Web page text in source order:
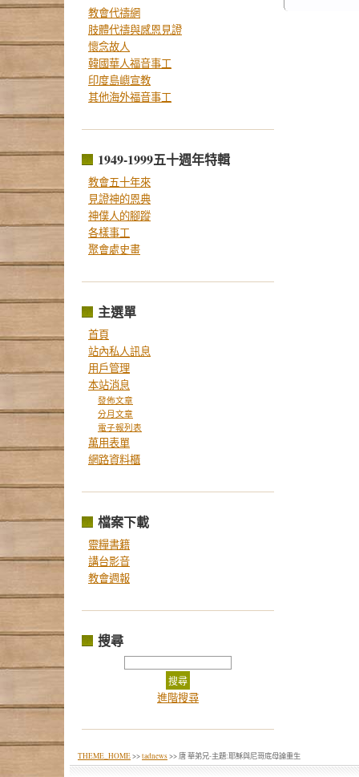
教會代禱網
肢體代禱與感恩見證
懷念故人
韓國華人福音事工
印度島嶼宣教
其他海外福音事工
1949-1999五十週年特輯
教會五十年來
見證神的恩典
神僕人的腳蹤
各樣事工
聚會處史畫
主選單
首頁
站內私人訊息
用戶管理
本站消息
發佈文章
分月文章
電子報列表
萬用表單
網路資料櫃
檔案下載
靈糧書籍
講台影音
教會週報
搜尋
進階搜尋
THEME_HOME>>tadnews>> 唐 華弟兄-主題:耶穌與尼哥底母論重生